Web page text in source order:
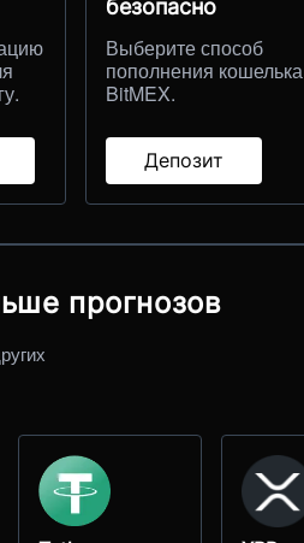
безопасно
Выберите способ
пополнения кошелька
BitMEX.
Депозит
прогнозов